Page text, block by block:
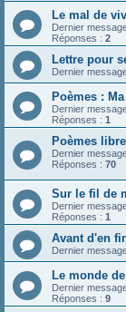
Le mal de
Dernier
Réponses : 2
Lettre pour
Dernier
Poèmes :
Dernier
Réponses : 1
Poèmes
Dernier
Réponses : 70
Sur le fil de
Dernier
Réponses : 1
Avant d'en
Dernier
Le monde
Dernier
Réponses : 9